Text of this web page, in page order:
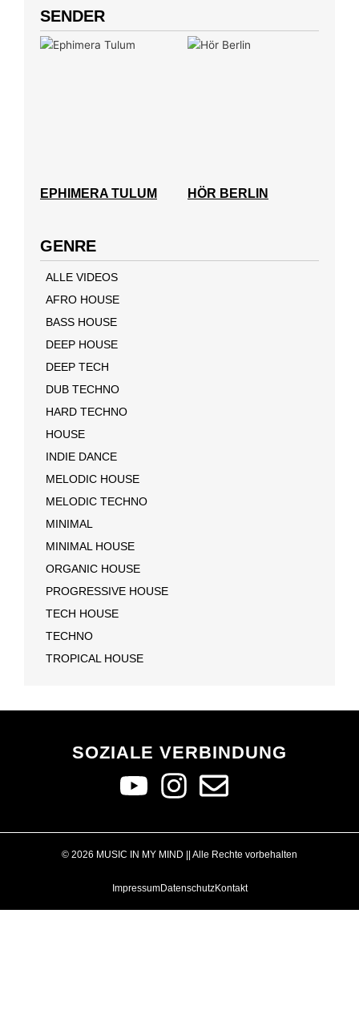
SENDER
EPHIMERA TULUM HÖR BERLIN
GENRE
ALLE VIDEOS
AFRO HOUSE
BASS HOUSE
DEEP HOUSE
DEEP TECH
DUB TECHNO
HARD TECHNO
HOUSE
INDIE DANCE
MELODIC HOUSE
MELODIC TECHNO
MINIMAL
MINIMAL HOUSE
ORGANIC HOUSE
PROGRESSIVE HOUSE
TECH HOUSE
TECHNO
TROPICAL HOUSE
SOZIALE VERBINDUNG
© 2026 MUSIC IN MY MIND || Alle Rechte vorbehalten
ImpressumDatenschutzKontakt